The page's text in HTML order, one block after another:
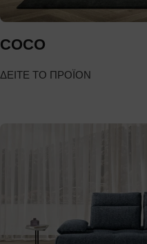
COCO
ΔΕΙΤΕ ΤΟ ΠΡΟΪΟΝ